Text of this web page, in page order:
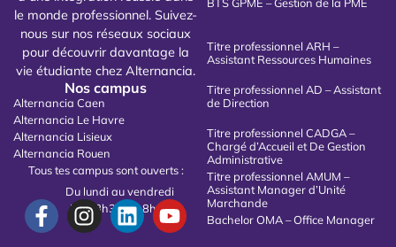
le monde professionnel. Suivez-
nous sur nos réseaux sociaux
pour découvrir davantage la
vie étudiante chez Alternancia.
Nos campus
Alternancia Caen
Alternancia Le Havre
Alternancia Lisieux
Alternancia Rouen
Tous tes campus sont ouverts :
Du lundi au vendredi
De 08h30 à 18h00
BTS GPME – Gestion de la PME
Titre professionnel ARH –
Assistant Ressources Humaines
Titre professionnel AD – Assistant
de Direction
Titre professionnel CADGA –
Chargé d’Accueil et De Gestion
Administrative
Titre professionnel AMUM –
Assistant Manager d’Unité
Marchande
Bachelor OMA – Office Manager